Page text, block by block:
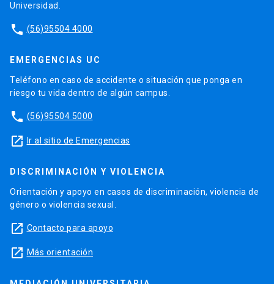
Universidad.
phone (56)95504 4000
EMERGENCIAS UC
Teléfono en caso de accidente o situación que ponga en
riesgo tu vida dentro de algún campus.
phone (56)95504 5000
launch Ir al sitio de Emergencias
DISCRIMINACIÓN Y VIOLENCIA
Orientación y apoyo en casos de discriminación, violencia de
género o violencia sexual.
launch Contacto para apoyo
launch Más orientación